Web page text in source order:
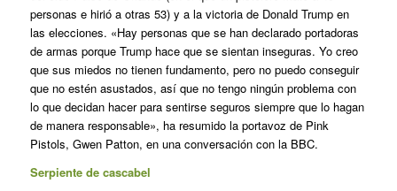
personas e hirió a otras 53) y a la victoria de Donald Trump en
las elecciones. «Hay personas que se han declarado portadoras
de armas porque Trump hace que se sientan inseguras. Yo creo
que sus miedos no tienen fundamento, pero no puedo conseguir
que no estén asustados, así que no tengo ningún problema con
lo que decidan hacer para sentirse seguros siempre que lo hagan
de manera responsable», ha resumido la portavoz de Pink
Pistols, Gwen Patton, en una conversación con la BBC.
Serpiente de cascabel